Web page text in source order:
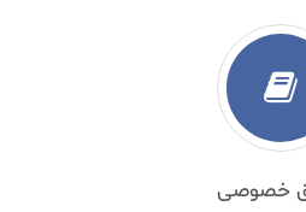
خصوصی